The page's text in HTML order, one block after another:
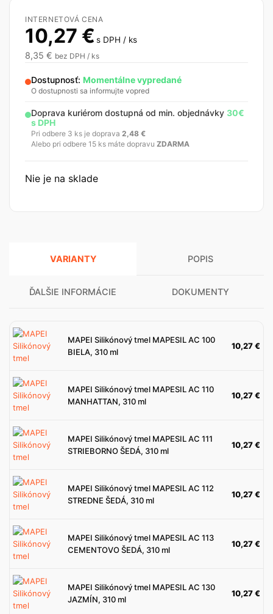
INTERNETOVÁ CENA
10,27 € s DPH / ks
8,35 € bez DPH / ks
Dostupnosť: Momentálne vypredané
O dostupnosti sa informujte vopred
Doprava kuriérom dostupná od min. objednávky 30€
s DPH
Pri odbere 3 ks je doprava 2,48 €
Alebo pri odbere 15 ks máte dopravu ZDARMA
Nie je na sklade
VARIANTY POPIS
ĎALŠIE INFORMÁCIE DOKUMENTY
MAPEI Silikónový tmel MAPESIL AC 100
BIELA, 310 ml
10,27€
MAPEI Silikónový tmel MAPESIL AC 110
MANHATTAN, 310 ml
10,27€
MAPEI Silikónový tmel MAPESIL AC 111
STRIEBORNO ŠEDÁ, 310 ml
10,27€
MAPEI Silikónový tmel MAPESIL AC 112
STREDNE ŠEDÁ, 310 ml
10,27€
MAPEI Silikónový tmel MAPESIL AC 113
CEMENTOVO ŠEDÁ, 310 ml
10,27€
MAPEI Silikónový tmel MAPESIL AC 130
JAZMÍN, 310 ml
10,27€